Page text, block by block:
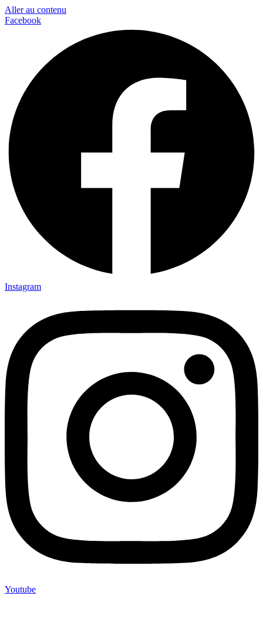
Aller au contenu
Facebook
Instagram
Youtube